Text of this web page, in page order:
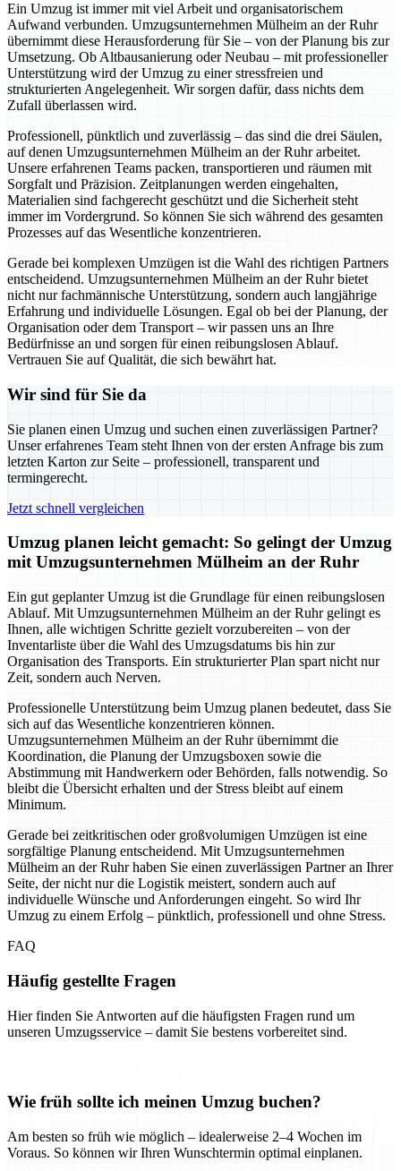
Ein Umzug ist immer mit viel Arbeit und organisatorischem
Aufwand verbunden. Umzugsunternehmen Mülheim an der Ruhr
übernimmt diese Herausforderung für Sie – von der Planung bis zur
Umsetzung. Ob Altbausanierung oder Neubau – mit professioneller
Unterstützung wird der Umzug zu einer stressfreien und
strukturierten Angelegenheit. Wir sorgen dafür, dass nichts dem
Zufall überlassen wird.
Professionell, pünktlich und zuverlässig – das sind die drei Säulen,
auf denen Umzugsunternehmen Mülheim an der Ruhr arbeitet.
Unsere erfahrenen Teams packen, transportieren und räumen mit
Sorgfalt und Präzision. Zeitplanungen werden eingehalten,
Materialien sind fachgerecht geschützt und die Sicherheit steht
immer im Vordergrund. So können Sie sich während des gesamten
Prozesses auf das Wesentliche konzentrieren.
Gerade bei komplexen Umzügen ist die Wahl des richtigen Partners
entscheidend. Umzugsunternehmen Mülheim an der Ruhr bietet
nicht nur fachmännische Unterstützung, sondern auch langjährige
Erfahrung und individuelle Lösungen. Egal ob bei der Planung, der
Organisation oder dem Transport – wir passen uns an Ihre
Bedürfnisse an und sorgen für einen reibungslosen Ablauf.
Vertrauen Sie auf Qualität, die sich bewährt hat.
Wir sind für Sie da
Sie planen einen Umzug und suchen einen zuverlässigen Partner?
Unser erfahrenes Team steht Ihnen von der ersten Anfrage bis zum
letzten Karton zur Seite – professionell, transparent und
termingerecht.
Jetzt schnell vergleichen
Umzug planen leicht gemacht: So gelingt der Umzug
mit Umzugsunternehmen Mülheim an der Ruhr
Ein gut geplanter Umzug ist die Grundlage für einen reibungslosen
Ablauf. Mit Umzugsunternehmen Mülheim an der Ruhr gelingt es
Ihnen, alle wichtigen Schritte gezielt vorzubereiten – von der
Inventarliste über die Wahl des Umzugsdatums bis hin zur
Organisation des Transports. Ein strukturierter Plan spart nicht nur
Zeit, sondern auch Nerven.
Professionelle Unterstützung beim Umzug planen bedeutet, dass Sie
sich auf das Wesentliche konzentrieren können.
Umzugsunternehmen Mülheim an der Ruhr übernimmt die
Koordination, die Planung der Umzugsboxen sowie die
Abstimmung mit Handwerkern oder Behörden, falls notwendig. So
bleibt die Übersicht erhalten und der Stress bleibt auf einem
Minimum.
Gerade bei zeitkritischen oder großvolumigen Umzügen ist eine
sorgfältige Planung entscheidend. Mit Umzugsunternehmen
Mülheim an der Ruhr haben Sie einen zuverlässigen Partner an Ihrer
Seite, der nicht nur die Logistik meistert, sondern auch auf
individuelle Wünsche und Anforderungen eingeht. So wird Ihr
Umzug zu einem Erfolg – pünktlich, professionell und ohne Stress.
FAQ
Häufig gestellte Fragen
Hier finden Sie Antworten auf die häufigsten Fragen rund um
unseren Umzugsservice – damit Sie bestens vorbereitet sind.
Wie früh sollte ich meinen Umzug buchen?
Am besten so früh wie möglich – idealerweise 2–4 Wochen im
Voraus. So können wir Ihren Wunschtermin optimal einplanen.